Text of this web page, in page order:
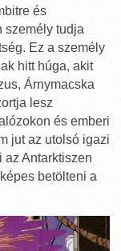
és
személy tudja
Ez a személy
hitt húga, akit
Árnymacska
lesz
és emberi
jut az utolsó igazi
az Antarktiszen
betölteni a